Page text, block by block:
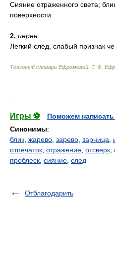
Сияние отраженного света;
поверхности.
2. перен.
Легкий след, слабый признак
Толковый словарь Ефремовой Т. Ф.
Игры ⚽
Поможем
Синонимы:
блик жарево зарево зарница
отпечаток отражение отсверк
проблеск сияние след
Отблагодарить